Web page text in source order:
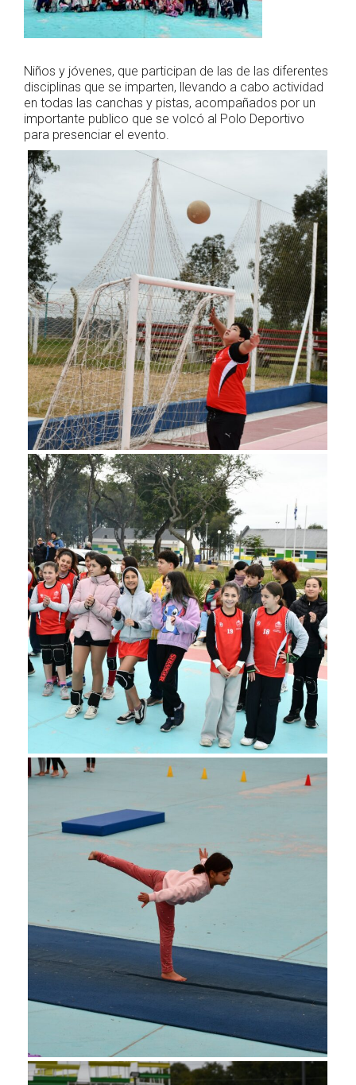
Niños y jóvenes, que participan de las de las diferentes
disciplinas que se imparten, llevando a cabo actividad
en todas las canchas y pistas, acompañados por un
importante publico que se volcó al Polo Deportivo
para presenciar el evento.